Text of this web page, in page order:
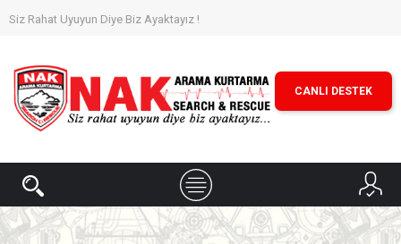
Siz Rahat Uyuyun Diye Biz Ayaktayız !
CANLI DESTEK